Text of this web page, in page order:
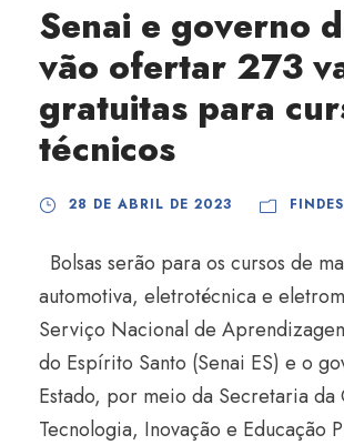
Senai e governo
vão ofertar 273
gratuitas para
técnicos
28 DE ABRIL DE 2023 FINDES
Bolsas serão para os cursos de
automotiva, eletrotécnica e
Serviço Nacional de
do Espírito Santo (Senai ES) e o
Estado, por meio da Secretaria da
Tecnologia, Inovação e Educação